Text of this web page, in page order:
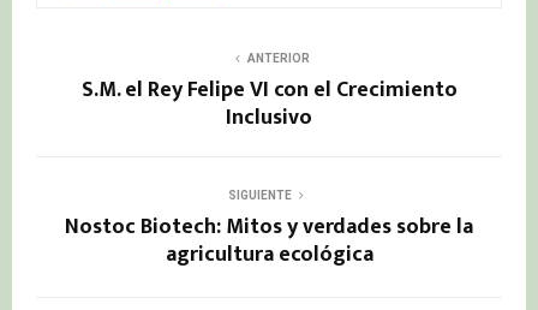
ANTERIOR
S.M. el Rey Felipe VI con el Crecimiento
Inclusivo
SIGUIENTE
Nostoc Biotech: Mitos y verdades sobre la
agricultura ecológica